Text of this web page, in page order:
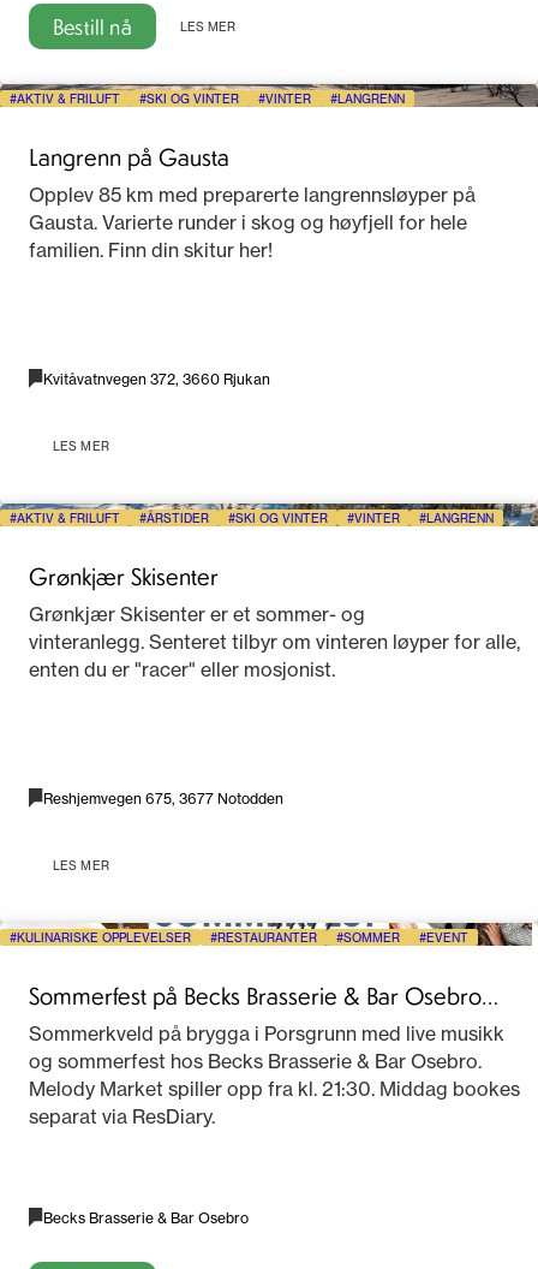
Bestill nå LES MER
AKTIV & FRILUFT SKI OG VINTER VINTER LANGRENN
Langrenn på Gausta
Opplev 85 km med preparerte langrennsløyper på
Gausta. Varierte runder i skog og høyfjell for hele
familien. Finn din skitur her!
Kvitåvatnvegen 372, 3660 Rjukan
LES MER
AKTIV & FRILUFT ÅRSTIDER SKI OG VINTER VINTER LANGRENN
Grønkjær Skisenter
Grønkjær Skisenter er et sommer- og
vinteranlegg. Senteret tilbyr om vinteren løyper for alle,
enten du er "racer" eller mosjonist.
Reshjemvegen 675, 3677 Notodden
LES MER
KULINARISKE OPPLEVELSER RESTAURANTER SOMMER EVENT
Sommerfest på Becks Brasserie & Bar Osebro
2026
Sommerkveld på brygga i Porsgrunn med live musikk
og sommerfest hos Becks Brasserie & Bar Osebro.
Melody Market spiller opp fra kl. 21:30. Middag bookes
separat via ResDiary.
Becks Brasserie & Bar Osebro